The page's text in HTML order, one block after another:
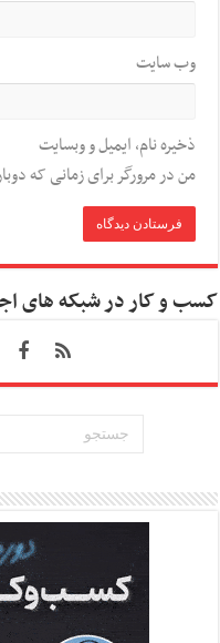
وب‌ سایت
ذخیره نام، ایمیل و وبسایت
من در مرورگر برای زمانی که
کسب و کار در شبکه های